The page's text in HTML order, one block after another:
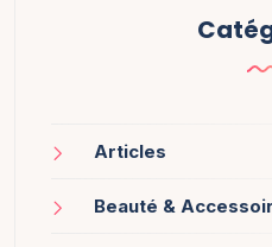
Articles
Beauté &